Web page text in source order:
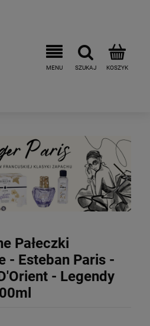
Pałeczki
- Esteban Paris -
- Legendy